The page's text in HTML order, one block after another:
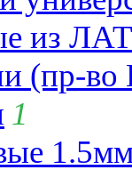
из
(пр-во
1